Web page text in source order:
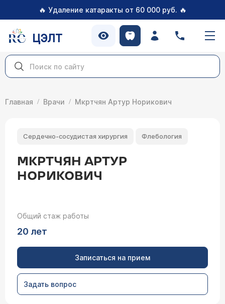
🔥 Удаление катаракты от 60 000 руб. 🔥
ЦЭЛТ
Главная Врачи Мкртчян Артур Норикович
Сердечно-сосудистая хирургия Флебология
МКРТЧЯН АРТУР
НОРИКОВИЧ
Общий стаж работы
20 лет
Записаться на прием
Задать вопрос